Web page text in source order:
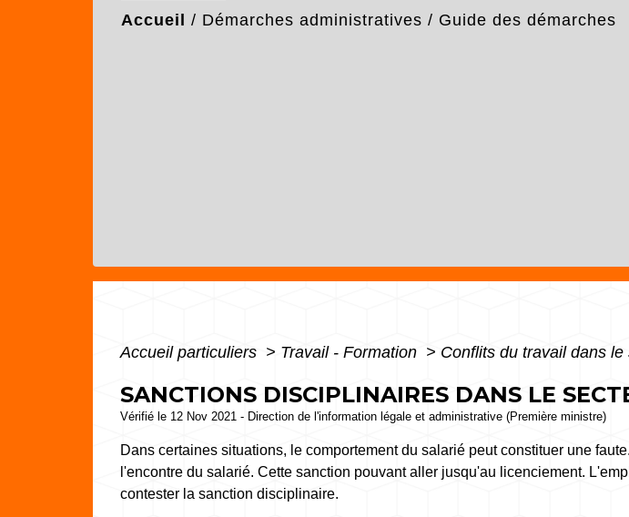
Accueil / Démarches administratives / Guide des démarches
Accueil particuliers > Travail - Formation > Conflits du travail dans
SANCTIONS DISCIPLINAIRES DANS LE
Vérifié le 12 Nov 2021 - Direction de l'information légale et administrative (Première ministre)
Dans certaines situations, le comportement du salarié peut constituer une
l'encontre du salarié. Cette sanction pouvant aller jusqu'au licenciement.
contester la sanction disciplinaire.